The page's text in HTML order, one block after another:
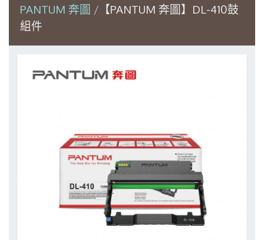
PANTUM 奔圖
【PANTUM 奔圖】DL-410鼓
組件